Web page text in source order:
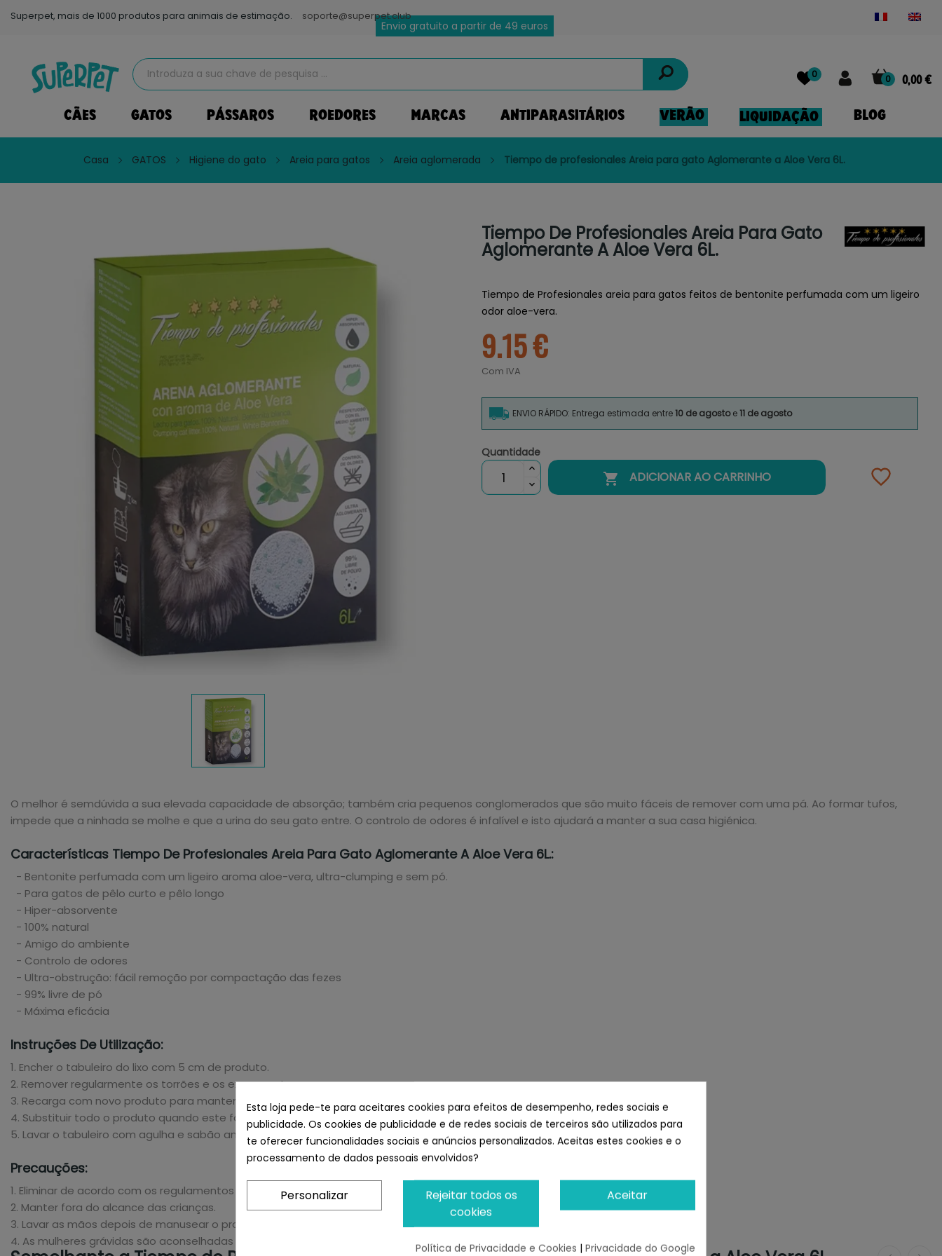
Superpet, mais de 1000 produtos para animais de estimação. soporte@superpet.club
Envio gratuito a partir de 49 euros
0 0,00 €
0
CÃES GATOS PÁSSAROS ROEDORES MARCAS ANTIPARASITÁRIOS VERÃO LIQUIDAÇÃO BLOG
Casa GATOS Higiene do gato Areia para gatos Areia aglomerada Tiempo de profesionales Areia para gato Aglomerante a Aloe Vera 6L.
Tiempo De Profesionales Areia Para Gato
Aglomerante A Aloe Vera 6L.
Tiempo de Profesionales areia para gatos feitos de bentonite perfumada com um ligeiro
odor aloe-vera.
9.15 €
Com IVA
ENVIO RÁPIDO: Entrega estimada entre10 de agostoe11 de agosto
Quantidade
 ADICIONAR AO CARRINHO
O melhor é semdúvida a sua elevada capacidade de absorção; também cria pequenos conglomerados que são muito fáceis de remover com uma pá. Ao formar tufos,
impede que a ninhada se molhe e que a urina do seu gato entre. O controlo de odores é infalível e isto ajudará a manter a sua casa higiénica.
Características Tiempo De Profesionales Areia Para Gato Aglomerante A Aloe Vera 6L.:
- Bentonite perfumada com um ligeiro aroma aloe-vera, ultra-clumping e sem pó.
- Para gatos de pêlo curto e pêlo longo
- Hiper-absorvente
- 100% natural
- Amigo do ambiente
- Controlo de odores
- Ultra-obstrução: fácil remoção por compactação das fezes
- 99% livre de pó
- Máxima eficácia
Instruções De Utilização:
1. Encher o tabuleiro do lixo com 5 cm de produto.
2. Remover regularmente os torrões e os excrementos.
3. Recarga com novo produto para manter o nível e evitar que a ninhada fique colada ao fundo do tabuleiro.
4. Substituir todo o produto quando este for utilizado e tiver perdido as suas propriedades higiénicas.
5. Lavar o tabuleiro com agulha e sabão antes de substituir o produto inteiro.
Precauções:
1. Eliminar de acordo com os regulamentos locais.
2. Manter fora do alcance das crianças.
3. Lavar as mãos depois de manusear o produto.
4. As mulheres grávidas são aconselhadas a evitar o contacto com fezes de gato.
Esta loja pede-te para aceitares cookies para efeitos de desempenho, redes sociais e
publicidade. Os cookies de publicidade e de redes sociais de terceiros são utilizados para
te oferecer funcionalidades sociais e anúncios personalizados. Aceitas estes cookies e o
processamento de dados pessoais envolvidos?
Aceitar
Rejeitar todos os
cookies
Personalizar
Política de Privacidade e Cookies | Privacidade do Google